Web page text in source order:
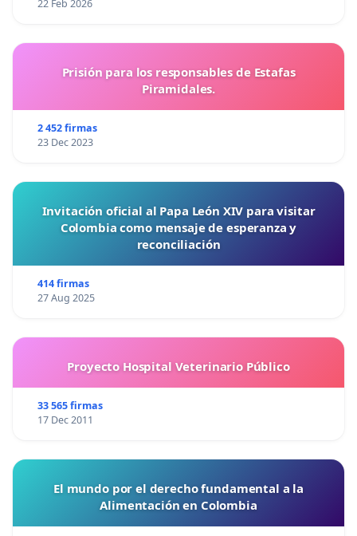
22 Feb 2026
Prisión para los responsables de Estafas
Piramidales.
2 452 firmas
23 Dec 2023
Invitación oficial al Papa León XIV para visitar
Colombia como mensaje de esperanza y
reconciliación
414 firmas
27 Aug 2025
Proyecto Hospital Veterinario Público
33 565 firmas
17 Dec 2011
El mundo por el derecho fundamental a la
Alimentación en Colombia